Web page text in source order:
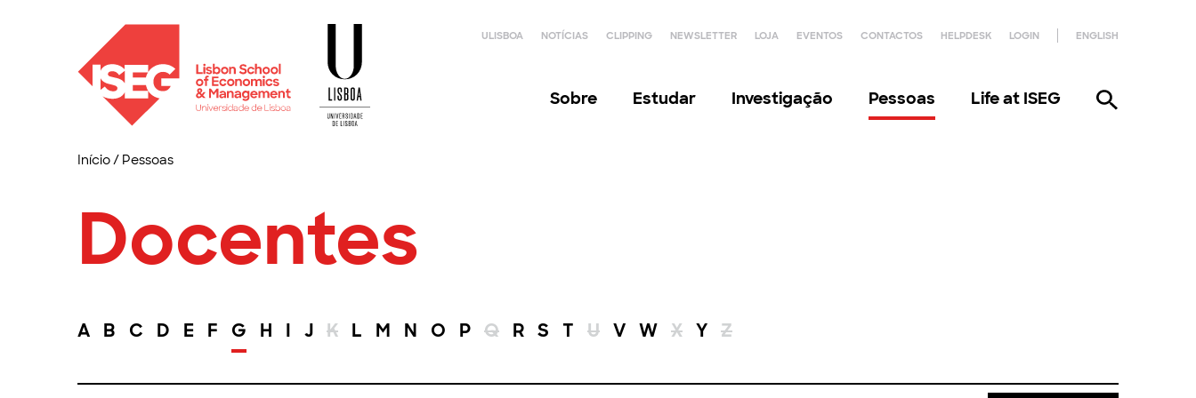
ULISBOA NOTÍCIAS CLIPPING NEWSLETTER LOJA EVENTOS CONTACTOS HELPDESK LOGIN ENGLISH
Sobre Estudar Investigação Pessoas Life at ISEG
Início/ Pessoas
Docentes
A B C D E F G H I J K L M N O P Q R S T U V W X Y Z